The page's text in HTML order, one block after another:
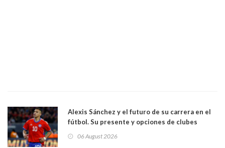
Alexis Sánchez y el futuro de su carrera en el
fútbol. Su presente y opciones de clubes
06 August 2026